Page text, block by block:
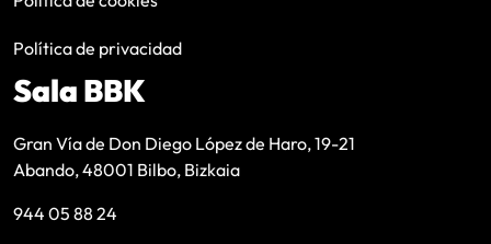
Política de privacidad
Sala BBK
Gran Vía de Don Diego López de Haro, 19-21
Abando, 48001 Bilbo, Bizkaia
944 05 88 24